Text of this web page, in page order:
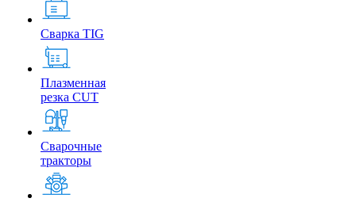
Сварка TIG
Плазменная
резка CUT
Сварочные
тракторы